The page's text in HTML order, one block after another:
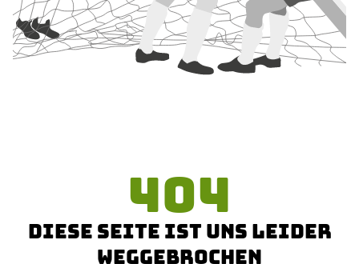
404
DIESE SEITE IST UNS LEIDER
WEGGEBROCHEN